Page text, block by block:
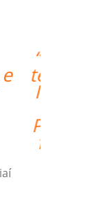
feel
my